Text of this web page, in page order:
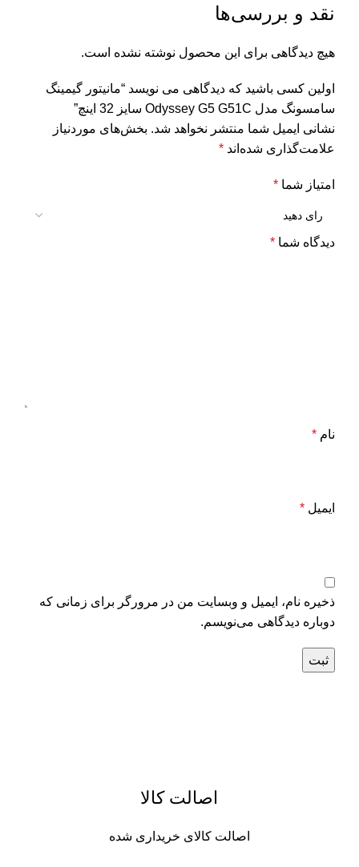
نقد و بررسی‌ها
هیچ دیدگاهی برای این محصول نوشته نشده است.
اولین کسی باشید که دیدگاهی می نویسد “مانیتور گیمینگ
سامسونگ مدل Odyssey G5 G51C سایز 32 اینچ”
نشانی ایمیل شما منتشر نخواهد شد. بخش‌های موردنیاز
علامت‌گذاری شده‌اند *
امتیاز شما *
دیدگاه شما *
نام *
ایمیل *
ذخیره نام، ایمیل و وبسایت من در مرورگر برای زمانی که
دوباره دیدگاهی می‌نویسم.
اصالت کالا
اصالت کالای خریداری شده